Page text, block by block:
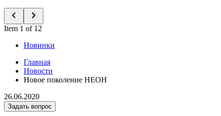
Item 1 of 12
Новинки
Главная
Новости
Новое поколение НЕОН
26.06.2020
Задать вопрос